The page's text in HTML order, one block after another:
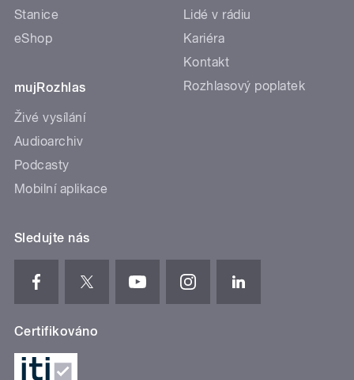
Stanice
eShop
mujRozhlas
Živé vysílání
Audioarchiv
Podcasty
Mobilní aplikace
Lidé v rádiu
Kariéra
Kontakt
Rozhlasový poplatek
Sledujte nás
Certifikováno